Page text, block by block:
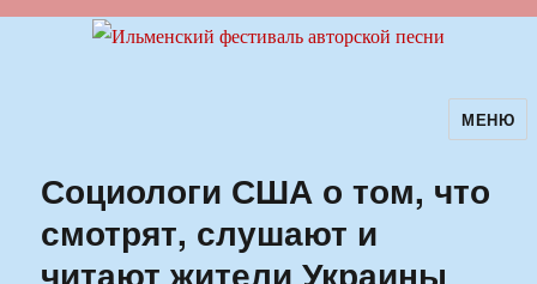
Ильменский фестиваль авторскойМЕНЮ
Социологи США о том, что
смотрят, слушают и